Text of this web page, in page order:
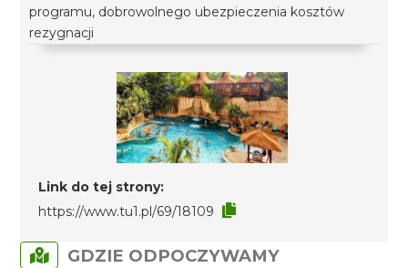
programu, dobrowolnego ubezpieczenia kosztów
rezygnacji
Link do tej strony:
https://www.tu1.pl/69/18109
GDZIE ODPOCZYWAMY